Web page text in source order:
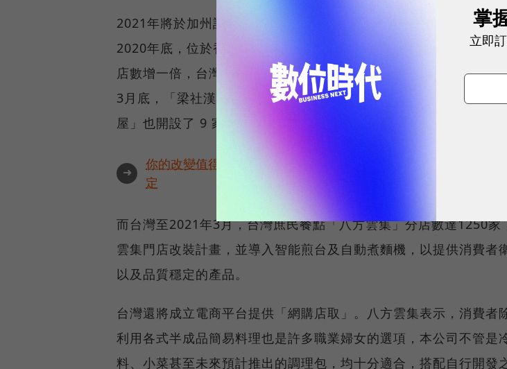
2021年將於加州設立中央工廠，屆時將再投資178萬美元興建工廠
2020年底，位於香港的「百芳池上便當」及「八方台式麵屋」合
店數增一倍，台灣「梁社漢排骨」已開設 77 家門店，比2019年也
3月底，「梁社漢排骨」已有 85 家門店，而香港「百芳池上便當
屋」也開設了 9 家門店，台港二地均會持續積極展店，迅速累積新
➜
你的改變值得被看見🔥最具全球市場潛能的創新實踐！立即報名
定
而台灣至2021年3月，台灣庶民餐點「八方雲集」分店數達1250家
雲集門店改裝計畫，並導入智能煎台及自動煮麵機，以提供消費者
以及品質穩定的產品。
台灣還將成立電商平台提供「網購店取」。八方雲集表示，消費者
利用各式半成品簡易料理也是許多職業婦女的選項，本公司不管是
料、小菜甚至未來預計推出的調理包，均十分適合，搭配自行開發
掌
立即